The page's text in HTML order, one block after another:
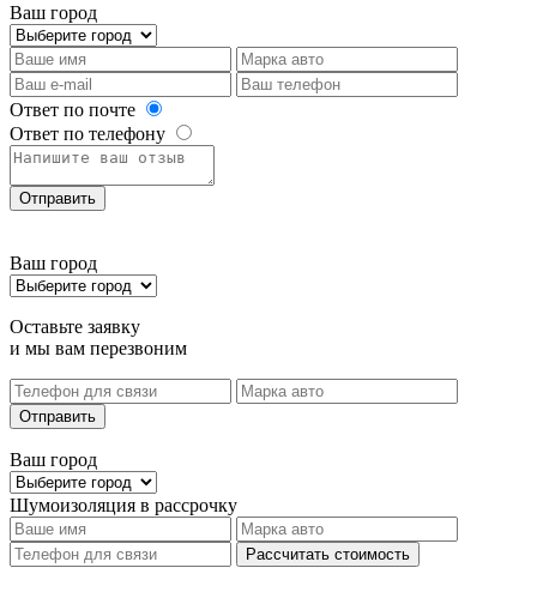
Ваш город
Ответ по почте
Ответ по телефону
Отправить
Ваш город
Оставьте заявку
и мы вам перезвоним
Отправить
Ваш город
Шумоизоляция в рассрочку
Рассчитать стоимость